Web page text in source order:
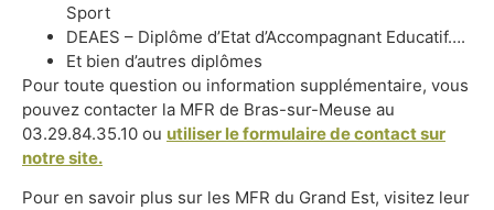
Sport
DEAES – Diplôme d’Etat d’Accompagnant Educatif….
Et bien d’autres diplômes
Pour toute question ou information supplémentaire, vous
pouvez contacter la MFR de Bras-sur-Meuse au
03.29.84.35.10 ou utiliser le formulaire de contact sur
notre site.
Pour en savoir plus sur les MFR du Grand Est, visitez leur